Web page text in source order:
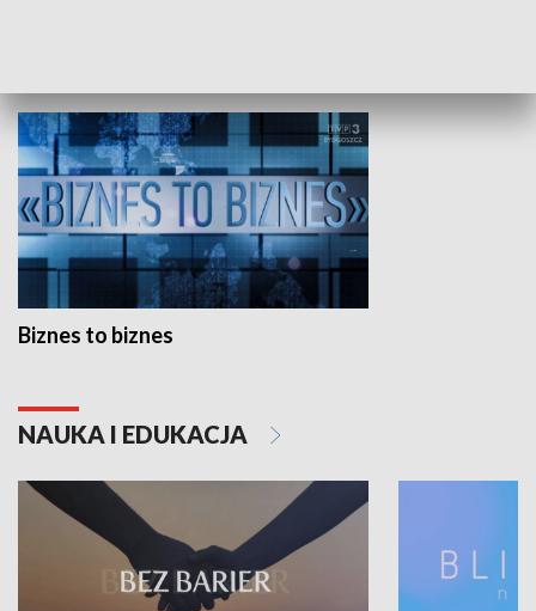
Biznes to biznes
NAUKA I EDUKACJA